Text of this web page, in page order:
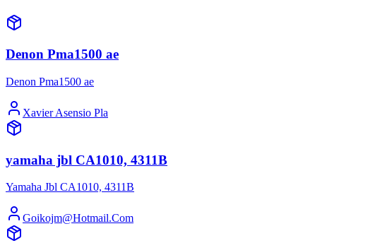
Denon Pma1500 ae
Denon Pma1500 ae
Xavier Asensio Pla
yamaha jbl CA1010, 4311B
Yamaha Jbl CA1010, 4311B
Goikojm@Hotmail.Com